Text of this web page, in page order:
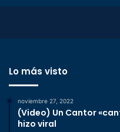
Lo más visto
noviembre 27, 2022
(Video) Un Cantor
hizo viral